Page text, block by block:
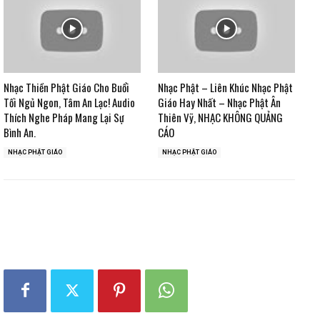
Nhạc Thiền Phật Giáo Cho Buổi
Tối Ngủ Ngon, Tâm An Lạc! Audio
Thích Nghe Pháp Mang Lại Sự
Bình An.
NHẠC PHẬT GIÁO
Nhạc Phật – Liên Khúc Nhạc Phật
Giáo Hay Nhất – Nhạc Phật Ân
Thiên Vỹ, NHẠC KHÔNG QUẢNG
CÁO
NHẠC PHẬT GIÁO